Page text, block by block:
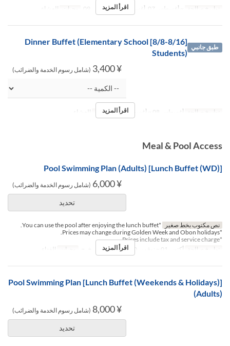
تواريخ صالحة ~ أغسطس 07, أغسطس 17 ~ نوفمبر 09 وجبات العشاء اقرأ المزيد
طبق جانبي
[8/8-8/16] Dinner Buffet (Elementary School
Students)
¥ 3,400 (شامل رسوم الخدمة والضرائب)
تواريخ صالحة أغسطس 08 ~ أغسطس 16 وجبات العشاء اقرأ المزيد
Meal & Pool Access
[Lunch Buffet (WD)] Pool Swimming Plan (Adults)
¥ 6,000 (شامل رسوم الخدمة والضرائب)
تحديد
نص مكتوب بخط صغير
*You can use the pool after enjoying the lunch buffet.
*Prices may change during Golden Week and Obon holidays.
*Prices include tax and service charge.
تواريخ صالحة
أكتوبر 01 ~ نوفمبر 30 أيام ن, ث, ر, خ, ج وجبات الغداء اقرأ المزيد
[Lunch Buffet (Weekends & Holidays)] Pool Swimming Plan
(Adults)
¥ 8,000 (شامل رسوم الخدمة والضرائب)
تحديد